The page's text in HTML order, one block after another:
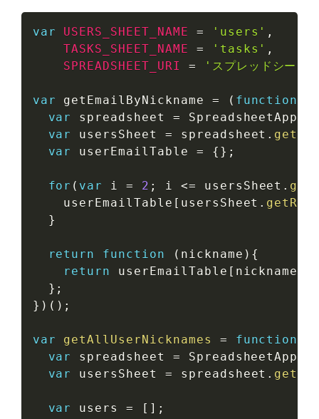
var USERS_SHEET_NAME = 'users' ,
TASKS_SHEET_NAME
= 'tasks' ,
SPREADSHEET_URI
= 'スプレッドシート
var getEmailByNickname = ( function
var
spreadsheet = SpreadsheetApp
var
usersSheet = spreadsheet .
var
userEmailTable = { } ;
for ( var i = 2 ; i <= usersSheet .
    userEmailTable
[ usersSheet .
}
return function ( nickname ) {
return
userEmailTable [ nickname
} ;
} ) ( ) ;
var getAllUserNicknames = function
var
spreadsheet = SpreadsheetApp
var
usersSheet = spreadsheet .
var users = [ ] ;